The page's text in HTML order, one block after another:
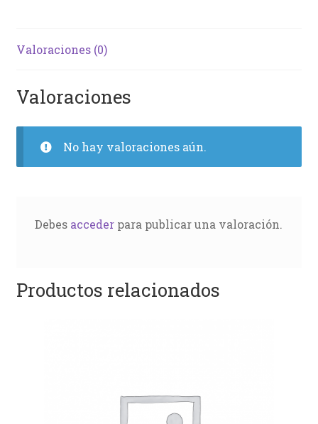
Valoraciones (0)
Valoraciones
No hay valoraciones aún.
Debes accederpara publicar una valoración.
Productos relacionados